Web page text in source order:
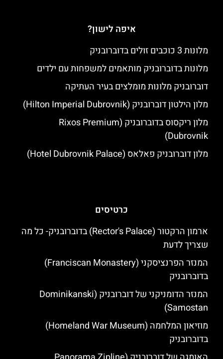
איפה לישון?
מלונות 3 כוכבים זולים בדוברובניק
מלונות בדוברובניק מותאמים למשפחות עם ילדים
דוברובניק מלונות מומלצים בעיר העתיקה
מלון הילטון דוברובניק (Hilton Imperial Dubrovnik)
מלון ריקסוס בדוברובניק (Rixos Premium
Dubrovnik)
מלון דוברובניק פאלאס (Hotel Dubrovnik Palace)
כרטיסים
ארמון הרקטור (Rector's Palace) בדוברובניק- כל מה
שצריך לדעת
המנזר הפרנציסקני (Franciscan Monastery)
בדוברובניק
המנזר הדומניקני של דוברובניק (Dominikanski
Samostan)
מוזיאון המלחמה (Homeland War Museum)
בדוברובניק